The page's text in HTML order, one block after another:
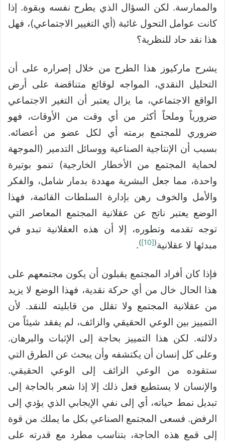
والممارسة. لكن السؤال الذي يطرح نفسه وبقوة. إذا
كانت عوامل التحول غائبة (أي التغيير الاجتماعي)، فهل
هذا نقد حاد للنظرية؟
يشرح ماركيوز هذا الطرح من خلال إصراره على أن
التحليل النقدي، المواجه لوقائع متناقضة على أرض
الواقع الاجتماعي، ما يزال يعتبر أن التغير الاجتماعي
ضرورياً وملحاً أكثر من أي وقت من الأوقات، فهو
ضروري للمجتمع برمته أي لكل عضو من أعضائه.
بسبب أن الإنتاجية الصناعية ووسائل التدمير (الموجهة
لحماية المجتمع من الأخطار الخارجية) تنمو بوتيرة
واحدة، مما جعل البشرية مهددة بدمار شامل، والفكر
والأمل والخوف رهن بإدارة السلطات القائمة، فهذا
الوضع يعتبر ناتج عن عقلانية المجتمع المعاصر التي
توجه تقدمه وتطوره، إلا أن هذه العقلانية تبدو في
مبدئها لا عقلانية(
[10]
)
.
فإذا كان أفراد المجتمع يقبلون أن يكون مجتمعهم على
هذا الحال خال من أي حركة نقدية، فهذا الوضع لا يزيد
من عقلانية المجتمع ولا تقلل من قابليته للنقد. لأن
التمييز بين الوعي الحقيقي والزائف، لم يفقد شيئاً من
دلالته. لكن هذا التمييز بحاجة إلى الإثبات والبرهان.
وعلى كل إنسان أن يكتشفه وأن يبحث عن الطرق التي
ستقوده من الوعي الزائف إلى الوعي الحقيقي.
والإنسان لا يستطيع فعل ذلك إلا إذا شعر بالحاجة إلى
تبديل نمط حياته، أي إلى نفي الإيجابي الذي يؤدي إلى
الرفض. فسعى المجتمع الصناعي بكل ما يملك من قوة
إلى قمع هذه الحاجة، بتناسب مطرد مع قدرته على